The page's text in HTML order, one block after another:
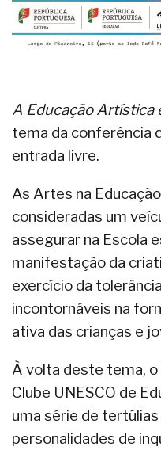
A Educação Artística
tema da conferência
entrada livre.
As Artes na
consideradas um
assegurar na Escola
manifestação da
exercício da
incontornáveis na
ativa das crianças e
À volta deste tema, o
Clube UNESCO de
uma série de
personalidades de